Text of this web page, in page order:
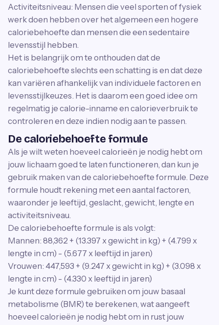
Activiteitsniveau: Mensen die veel sporten of fysiek
werk doen hebben over het algemeen een hogere
caloriebehoefte dan mensen die een sedentaire
levensstijl hebben.
Het is belangrijk om te onthouden dat de
caloriebehoefte slechts een schatting is en dat deze
kan variëren afhankelijk van individuele factoren en
levensstijlkeuzes. Het is daarom een goed idee om
regelmatig je calorie-inname en calorieverbruik te
controleren en deze indien nodig aan te passen.
De caloriebehoefte formule
Als je wilt weten hoeveel calorieën je nodig hebt om
jouw lichaam goed te laten functioneren, dan kun je
gebruik maken van de caloriebehoefte formule. Deze
formule houdt rekening met een aantal factoren,
waaronder je leeftijd, geslacht, gewicht, lengte en
activiteitsniveau.
De caloriebehoefte formule is als volgt:
Mannen: 88,362 + (13.397 x gewicht in kg) + (4.799 x
lengte in cm) - (5.677 x leeftijd in jaren)
Vrouwen: 447,593 + (9.247 x gewicht in kg) + (3.098 x
lengte in cm) - (4.330 x leeftijd in jaren)
Je kunt deze formule gebruiken om jouw basaal
metabolisme (BMR) te berekenen, wat aangeeft
hoeveel calorieën je nodig hebt om in rust jouw